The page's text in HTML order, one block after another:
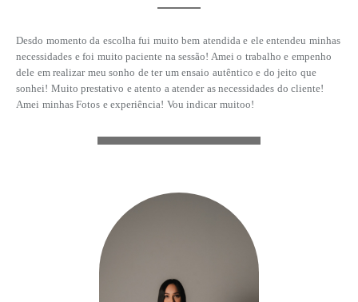
Desdo momento da escolha fui muito bem atendida e ele entendeu minhas
necessidades e foi muito paciente na sessão! Amei o trabalho e empenho
dele em realizar meu sonho de ter um ensaio autêntico e do jeito que
sonhei! Muito prestativo e atento a atender as necessidades do cliente!
Amei minhas Fotos e experiência! Vou indicar muitoo!